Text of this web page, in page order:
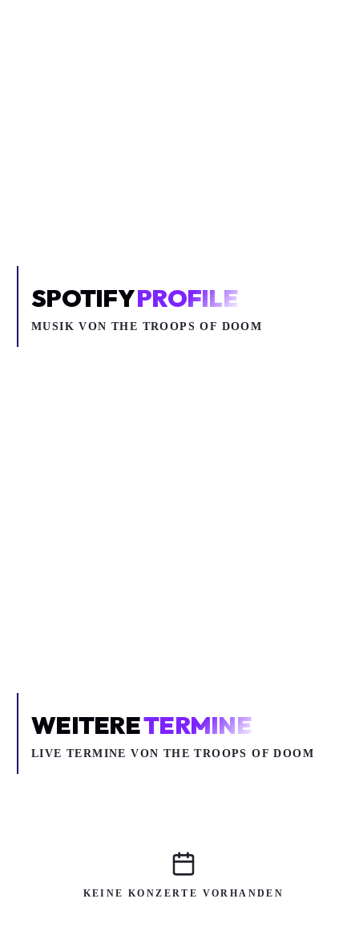
SPOTIFYPROFILE
MUSIK VONTHE TROOPS OF DOOM
WEITERETERMINE
LIVE TERMINE VON THE TROOPS OF DOOM
KEINE KONZERTE VORHANDEN